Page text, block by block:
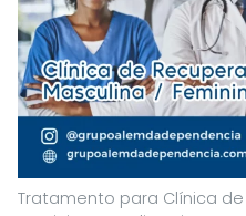
Tratamento para Clínica